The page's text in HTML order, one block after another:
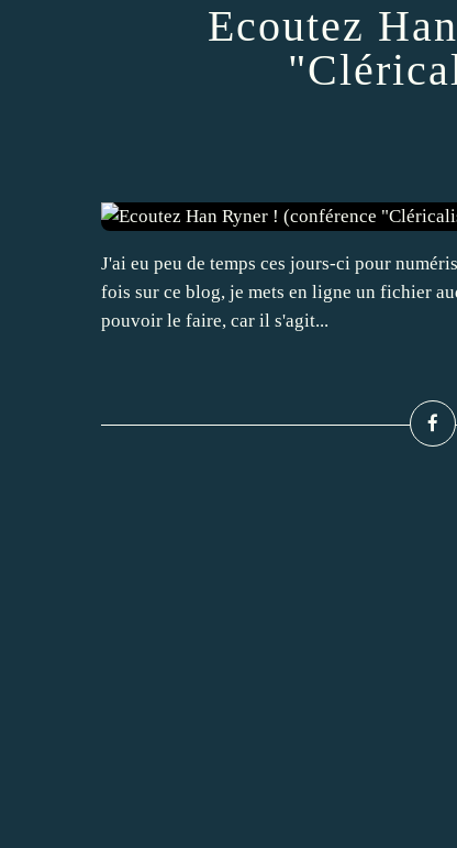
Ecoutez
J'ai eu peu de temps ces jours-ci pour
fois sur ce blog, je mets en ligne un fichier
pouvoir le faire, car il s'agit...